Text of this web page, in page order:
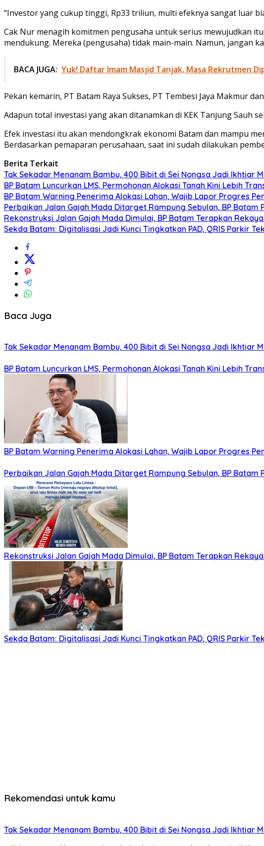
“Investor yang cukup tinggi, Rp33 triliun, multi efeknya sangat luar
Cak Nur menagih komitmen pengusaha untuk serius mewujudkan
mendukung. Mereka (pengusaha) tidak main-main. Namun, jangan
BACA JUGA: Yuk! Daftar Imam Masjid Tanjak, Masa Rekrutmen
Pekan kemarin, PT Batam Raya Sukses, PT Tembesi Jaya Makmur
Adapun total investasi yang akan ditanamkan di KEK Tanjung Sauh
Efek investasi itu akan mendongkrak ekonomi Batam dan mampu
Berdasarkan pemaparan perusahaan, saat ini sudah dilakukan
Berita Terkait
Tak Sekadar Menanam Bambu, 400 Bibit di Sei Nongsa Jadi Ikhtiar
BP Batam Luncurkan LMS, Permohonan Alokasi Tanah Kini Lebih
BP Batam Warning Penerima Alokasi Lahan, Wajib Lapor Progres
Perbaikan Jalan Gajah Mada Ditarget Rampung Sebulan, BP Batam
Rekonstruksi Jalan Gajah Mada Dimulai, BP Batam Terapkan
Sekda Batam: Digitalisasi Jadi Kunci Tingkatkan PAD, QRIS Parkir
Baca Juga
Tak Sekadar Menanam Bambu, 400 Bibit di Sei Nongsa Jadi Ikhtiar
BP Batam Luncurkan LMS, Permohonan Alokasi Tanah Kini Lebih
BP Batam Warning Penerima Alokasi Lahan, Wajib Lapor Progres
Perbaikan Jalan Gajah Mada Ditarget Rampung Sebulan, BP Batam
Rekonstruksi Jalan Gajah Mada Dimulai, BP Batam Terapkan
Sekda Batam: Digitalisasi Jadi Kunci Tingkatkan PAD, QRIS Parkir
Rekomendasi untuk kamu
Tak Sekadar Menanam Bambu, 400 Bibit di Sei Nongsa Jadi Ikhtiar